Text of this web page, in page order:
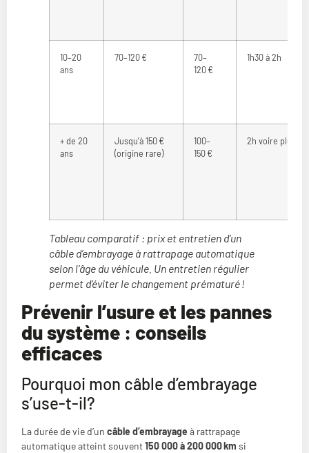
10–20
ans
70–120 €
70–
120 €
1h30 à 2h
+ de 20
ans
Jusqu’à 150 €
(origine rare)
100–
150 €
2h voire plus
Tableau comparatif : prix et entretien d’un
câble d’embrayage à rattrapage automatique
selon l’âge du véhicule. Un entretien régulier
permet d’éviter le changement prématuré !
Prévenir l’usure et les pannes
du système : conseils
efficaces
Pourquoi mon câble d’embrayage
s’use-t-il?
La durée de vie d’un câble d’embrayage à rattrapage
automatique atteint souvent150 000 à 200 000 km si